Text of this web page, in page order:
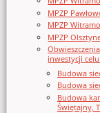
MPZP
MPZP
MPZP
inwestycji
Budowa
Budowa
Budowa
Świętajny,